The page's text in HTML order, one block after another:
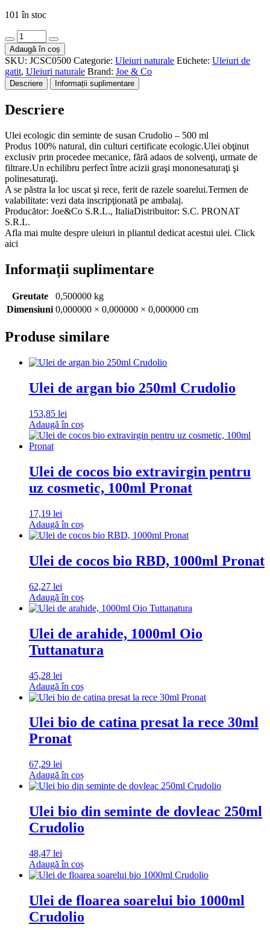
101 în stoc
Cantitate
Ulei
bio
din
seminte
de
500ml
Adaugă în coș
SKU: JCSC0500 Categorie: Uleiuri naturale Etichete: Uleiuri de
gatit, Uleiuri naturale Brand: Joe & Co
Descriere Informații suplimentare
Descriere
Ulei ecologic din seminte de susan Crudolio – 500 ml
Produs 100% natural, din culturi certificate ecologic.Ulei obţinut
exclusiv prin procedee mecanice, fără adaos de solvenţi, urmate de
filtrare.Un echilibru perfect între acizii graşi mononesaturaţi şi
polinesaturaţi.
A se păstra la loc uscat şi rece, ferit de razele soarelui.Termen de
valabilitate: vezi data inscripţionată pe ambalaj.
Producător: Joe&Co S.R.L., ItaliaDistribuitor: S.C. PRONAT
S.R.L.
Afla mai multe despre uleiuri in pliantul dedicat acestui ulei. Click
aici
Informații suplimentare
Greutate
0,500000 kg
Dimensiuni 0,000000 × 0,000000 × 0,000000 cm
Produse similare
Ulei de argan bio 250ml Crudolio
153,85 lei
Adaugă în coș
Ulei de cocos bio extravirgin pentru
uz cosmetic, 100ml Pronat
17,19 lei
Adaugă în coș
Ulei de cocos bio RBD, 1000ml Pronat
62,27 lei
Adaugă în coș
Ulei de arahide, 1000ml Oio
Tuttanatura
45,28 lei
Adaugă în coș
Ulei bio de catina presat la rece 30ml
Pronat
67,29 lei
Adaugă în coș
Ulei bio din seminte de dovleac 250ml
Crudolio
48,47 lei
Adaugă în coș
Ulei de floarea soarelui bio 1000ml
Crudolio